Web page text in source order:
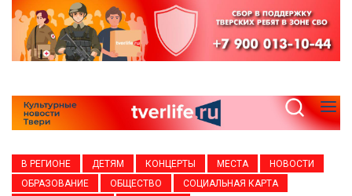
В РЕГИОНЕ ДЕТЯМ КОНЦЕРТЫ МЕСТА
НОВОСТИ
ОБРАЗОВАНИЕ
ОБЩЕСТВО
СОЦИАЛЬНАЯ КАРТА